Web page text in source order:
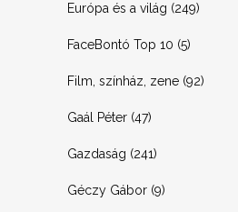
Európa és a világ (249)
FaceBontó Top 10 (5)
Film, színház, zene (92)
Gaál Péter (47)
Gazdaság (241)
Géczy Gábor (9)